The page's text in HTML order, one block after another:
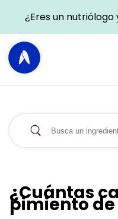
¿Eres un nutriólogo
¿Cuántas
pimiento de